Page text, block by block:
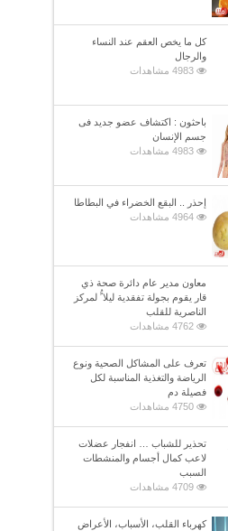
كل ما يخص العقم عند النساء
والرجال
4983 مشاهدات
باحثون : اكتشاف عضو جديد فى
جسم الإنسان
4983 مشاهدات
إحذر .. البقع الخضراء في البطاطا
4964 مشاهدات
معاون مدير عام دائرة صحة ذي
قار يقوم بجولة تفقدية ليلا ًُ لمركز
الناصرية للقلب
4762 مشاهدات
تعرف على المشاكل الصحية ونوع
الرياضة والتغذية المناسبة لكل
فصيلة دم
4750 مشاهدات
تحذير للشباب … انفجار عضلات
لاعب كمال أجسام والمنشطات
السبب
4709 مشاهدات
كهرباء القلب، الأسباب، الأعراض